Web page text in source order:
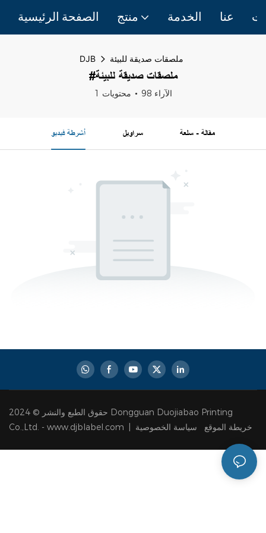
الصفحة الرئيسية منتج الخدمة عنا
DJB ملصقات صديقة للبيئة
#ملصقات صديقة للبيئة
1 محتويات 98 الآراء
أشرطة فيديو سراويل مقالة - سلعة
حقوق الطبع والنشر © 2024 Dongguan Duojiabao Printing
Co.,Ltd. - www.djblabel.com |
خريطة الموقع